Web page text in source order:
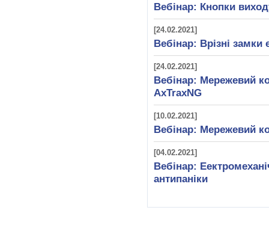
Вебінар: Кнопки
[24.02.2021]
Вебінар: Врізні замки
[24.02.2021]
Вебінар: Мережевий
AxTraxNG
[10.02.2021]
Вебінар: Мережевий
[04.02.2021]
Вебінар:
антипаніки